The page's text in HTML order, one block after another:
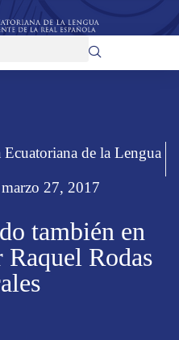
Ecuatoriana de la Lengua
marzo 27, 2017
también en
Rodas